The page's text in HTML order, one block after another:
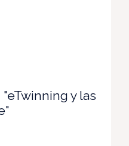
y las